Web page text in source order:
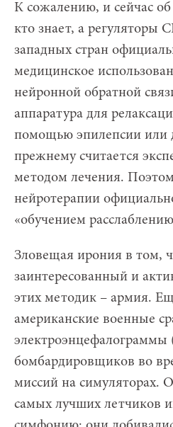
К сожалению, и сейчас
кто знает, а регуляторы
западных стран
медицинское
нейронной обратной
аппаратура для
помощью эпилепсии или
прежнему считается
методом лечения.
нейротерапии
«обучением
Зловещая ирония в том,
заинтересованный и
этих методик – армия.
американские военные
бомбардировщиков во
миссий на симуляторах.
самых лучших летчиков